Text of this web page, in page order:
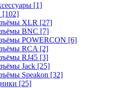
[1]
[102]
XLR [27]
BNC [7]
POWERCON [6]
RCA [2]
RJ45 [3]
Jack [25]
Speakon [32]
[25]